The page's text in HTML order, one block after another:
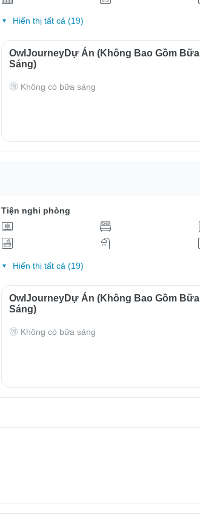
Hiển thị tất cả (19)
OwlJourneyDự Án (Không Bao Gồm Bữa
Sáng)
Không có bữa sáng
Tiện nghi phòng
Hiển thị tất cả (19)
OwlJourneyDự Án (Không Bao Gồm Bữa
Sáng)
Không có bữa sáng